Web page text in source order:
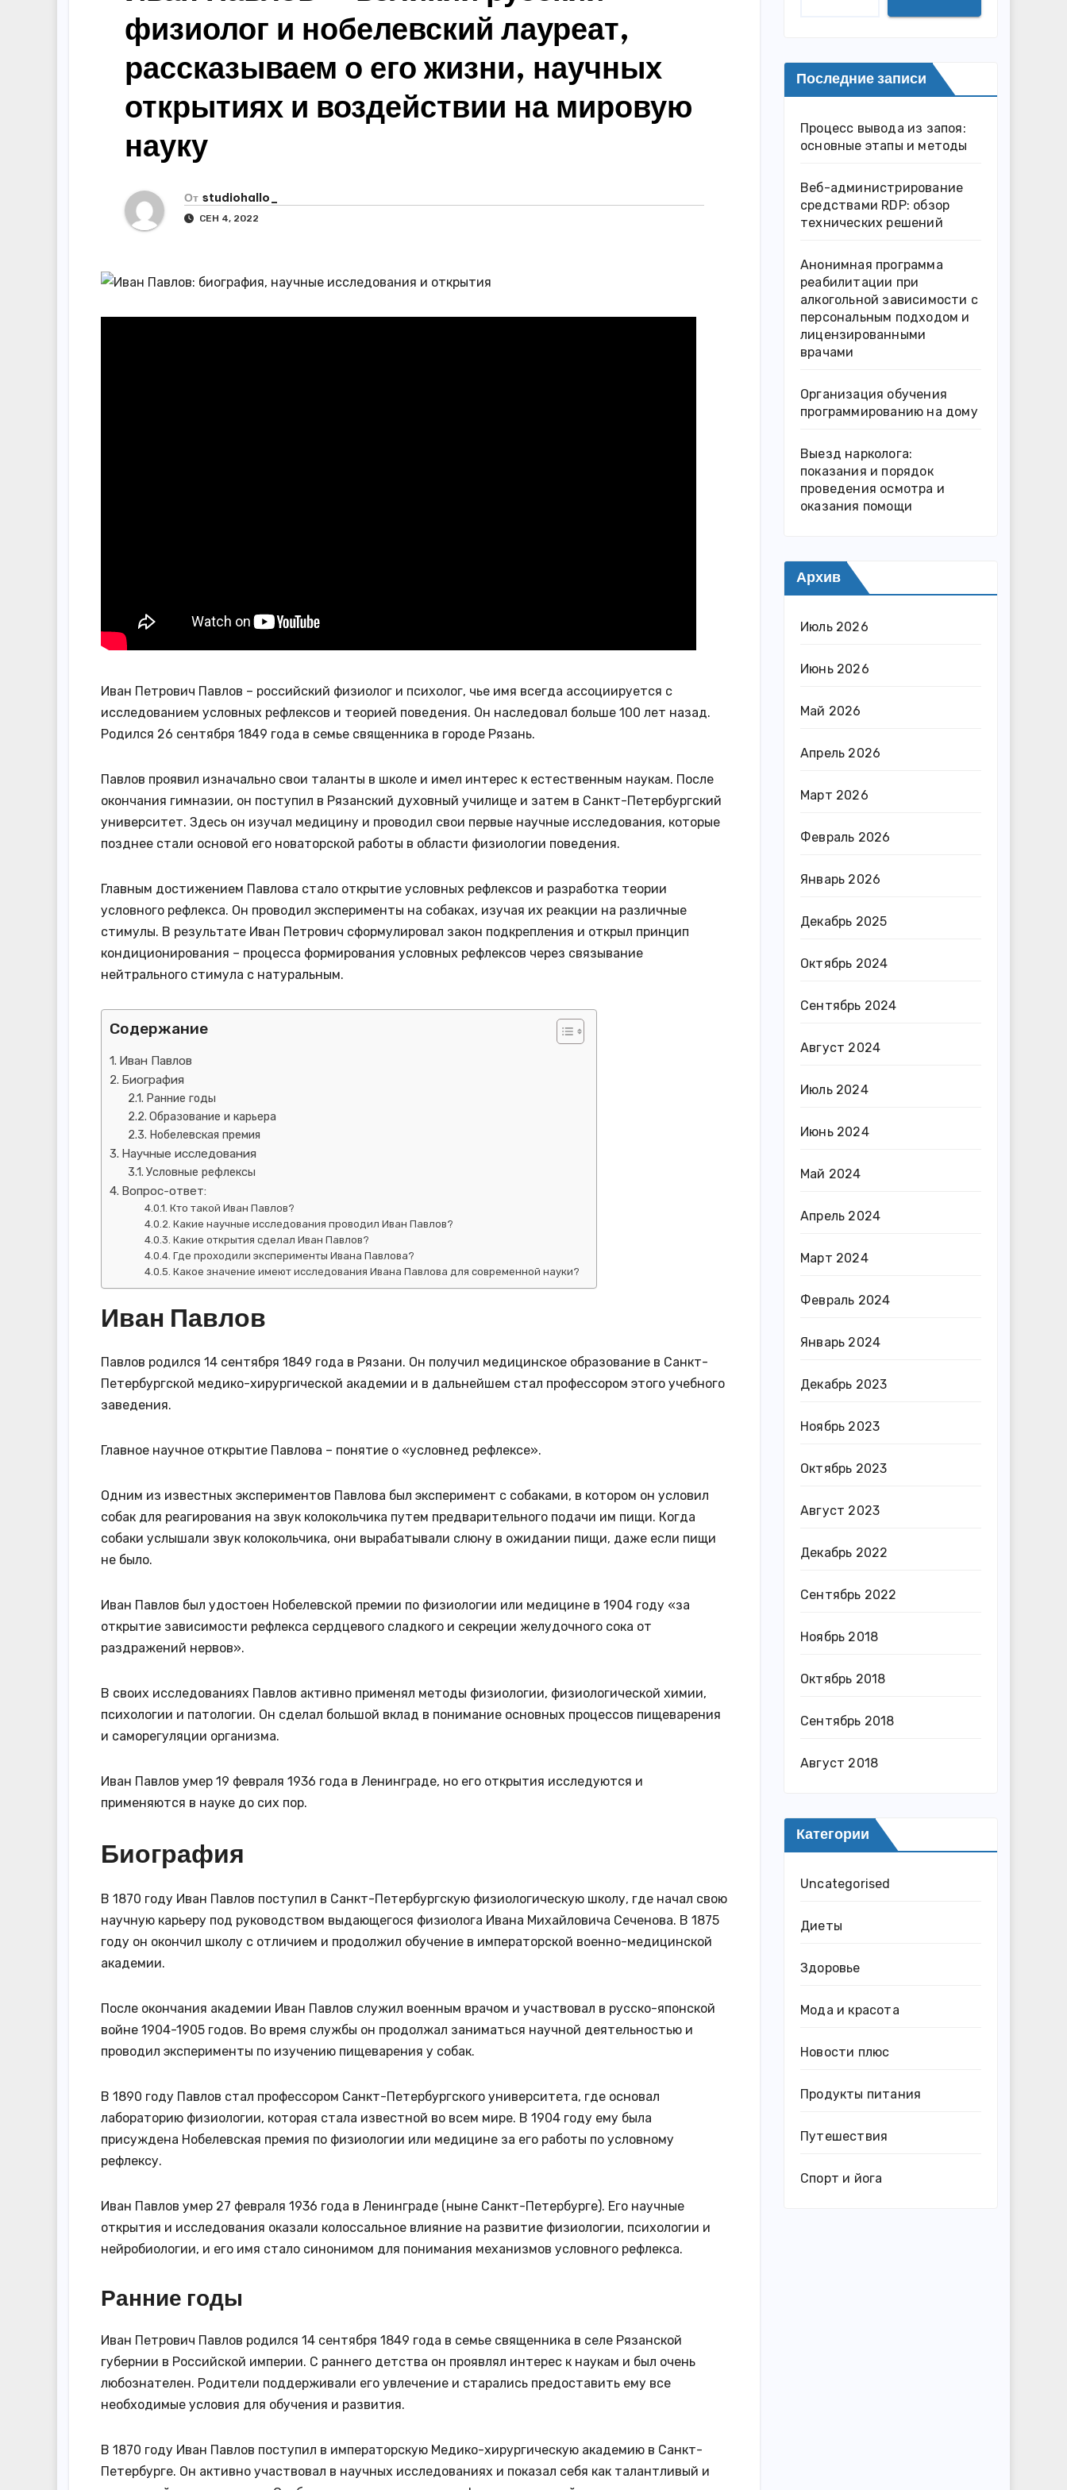
физиолог и нобелевский лауреат,
рассказываем о его жизни, научных
открытиях и воздействии на мировую
науку
От studiohallo_
СЕН 4, 2022
Иван Петрович Павлов – российский физиолог и психолог, чье имя всегда ассоциируется с
исследованием условных рефлексов и теорией поведения. Он наследовал больше 100 лет назад.
Родился 26 сентября 1849 года в семье священника в городе Рязань.
Павлов проявил изначально свои таланты в школе и имел интерес к естественным наукам. После
окончания гимназии, он поступил в Рязанский духовный училище и затем в Санкт-Петербургский
университет. Здесь он изучал медицину и проводил свои первые научные исследования, которые
позднее стали основой его новаторской работы в области физиологии поведения.
Главным достижением Павлова стало открытие условных рефлексов и разработка теории
условного рефлекса. Он проводил эксперименты на собаках, изучая их реакции на различные
стимулы. В результате Иван Петрович сформулировал закон подкрепления и открыл принцип
кондиционирования – процесса формирования условных рефлексов через связывание
нейтрального стимула с натуральным.
Содержание
Иван Павлов
Биография
Ранние годы
Образование и карьера
Нобелевская премия
Научные исследования
Условные рефлексы
Вопрос-ответ:
Кто такой Иван Павлов?
Какие научные исследования проводил Иван Павлов?
Какие открытия сделал Иван Павлов?
Где проходили эксперименты Ивана Павлова?
Какое значение имеют исследования Ивана Павлова для современной науки?
Иван Павлов
Павлов родился 14 сентября 1849 года в Рязани. Он получил медицинское образование в Санкт-
Петербургской медико-хирургической академии и в дальнейшем стал профессором этого учебного
заведения.
Главное научное открытие Павлова – понятие о «условнед рефлексе».
Одним из известных экспериментов Павлова был эксперимент с собаками, в котором он условил
собак для реагирования на звук колокольчика путем предварительного подачи им пищи. Когда
собаки услышали звук колокольчика, они вырабатывали слюну в ожидании пищи, даже если пищи
не было.
Иван Павлов был удостоен Нобелевской премии по физиологии или медицине в 1904 году «за
открытие зависимости рефлекса сердцевого сладкого и секреции желудочного сока от
раздражений нервов».
В своих исследованиях Павлов активно применял методы физиологии, физиологической химии,
психологии и патологии. Он сделал большой вклад в понимание основных процессов пищеварения
и саморегуляции организма.
Иван Павлов умер 19 февраля 1936 года в Ленинграде, но его открытия исследуются и
применяются в науке до сих пор.
Биография
В 1870 году Иван Павлов поступил в Санкт-Петербургскую физиологическую школу, где начал свою
научную карьеру под руководством выдающегося физиолога Ивана Михайловича Сеченова. В 1875
году он окончил школу с отличием и продолжил обучение в императорской военно-медицинской
академии.
После окончания академии Иван Павлов служил военным врачом и участвовал в русско-японской
войне 1904-1905 годов. Во время службы он продолжал заниматься научной деятельностью и
проводил эксперименты по изучению пищеварения у собак.
В 1890 году Павлов стал профессором Санкт-Петербургского университета, где основал
лабораторию физиологии, которая стала известной во всем мире. В 1904 году ему была
присуждена Нобелевская премия по физиологии или медицине за его работы по условному
рефлексу.
Иван Павлов умер 27 февраля 1936 года в Ленинграде (ныне Санкт-Петербурге). Его научные
открытия и исследования оказали колоссальное влияние на развитие физиологии, психологии и
нейробиологии, и его имя стало синонимом для понимания механизмов условного рефлекса.
Ранние годы
Иван Петрович Павлов родился 14 сентября 1849 года в семье священника в селе Рязанской
губернии в Российской империи. С раннего детства он проявлял интерес к наукам и был очень
любознателен. Родители поддерживали его увлечение и старались предоставить ему все
необходимые условия для обучения и развития.
В 1870 году Иван Павлов поступил в императорскую Медико-хирургическую академию в Санкт-
Петербурге. Он активно участвовал в научных исследованиях и показал себя как талантливый и
Последние записи
Процесс вывода из запоя:
основные этапы и методы
Веб-администрирование
средствами RDP: обзор
технических решений
Анонимная программа
реабилитации при
алкогольной зависимости с
персональным подходом и
лицензированными
врачами
Организация обучения
программированию на дому
Выезд нарколога:
показания и порядок
проведения осмотра и
оказания помощи
Архив
Июль 2026
Июнь 2026
Май 2026
Апрель 2026
Март 2026
Февраль 2026
Январь 2026
Декабрь 2025
Октябрь 2024
Сентябрь 2024
Август 2024
Июль 2024
Июнь 2024
Май 2024
Апрель 2024
Март 2024
Февраль 2024
Январь 2024
Декабрь 2023
Ноябрь 2023
Октябрь 2023
Август 2023
Декабрь 2022
Сентябрь 2022
Ноябрь 2018
Октябрь 2018
Сентябрь 2018
Август 2018
Категории
Uncategorised
Диеты
Здоровье
Мода и красота
Новости плюс
Продукты питания
Путешествия
Спорт и йога